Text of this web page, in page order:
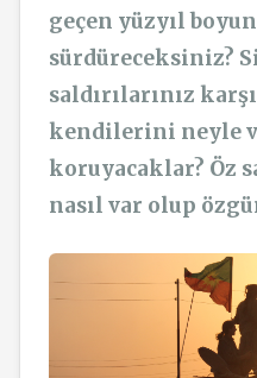
geçen yüzyıl
sürdüreceksiniz?
saldırılarınız
kendilerini neyle
koruyacaklar? Öz
nasıl var olup